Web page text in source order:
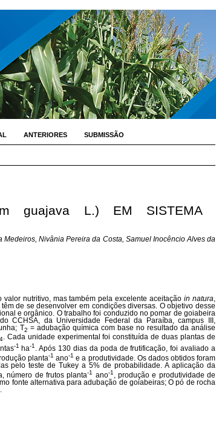
ANTERIORES SUBMISSÃO
guajava L.) EM SISTEMA
Nivânia Pereira da Costa, Samuel Inocêncio Alves da
nutritivo, mas também pela excelente aceitaçãoin natura
de se desenvolver em condições diversas. O objetivo desse
e orgânico. O trabalho foi conduzido no pomar de goiabeira
CCHSA, da Universidade Federal da Paraíba, campus III,
T2 = adubação química com base no resultado da análise
. Cada unidade experimental foi constituída de duas plantas de
-1 ha-1
. Após 130 dias da poda de frutificação, foi avaliado a
planta-1 ano-1 e a produtividade. Os dados obtidos foram
pelo teste de Tukey a 5% de probabilidade. A aplicação da
número de frutos planta-1 ano-1
, produção e produtividade de
fonte alternativa para adubação de goiabeiras; O pó de rocha